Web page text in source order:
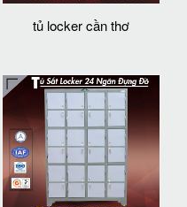
tủ locker cần thơ